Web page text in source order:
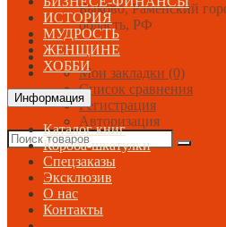
Быково, Раменский
область, РФ
Мои закладки (0)
Список сравнения
Регистрация
Авторизация
ИСТОРИЯ
МУДРОСТЬ
ЖЕНЩИНЕ
ХОББИ
Информация
Каталог книг
Короба-шкатулки
Спецзаказы
Эксклюзив
О нас
Контакты